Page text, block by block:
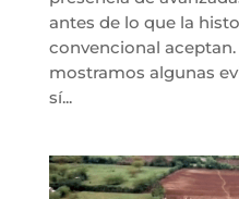
antes de lo que la
convencional
mostramos algunas
sí...